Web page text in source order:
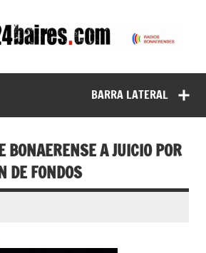
BARRA LATERAL
BONAERENSE A JUICIO POR
DE FONDOS